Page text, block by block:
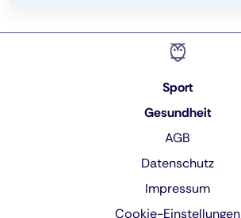
Sport
Gesundheit
AGB
Datenschutz
Impressum
Cookie-Einstellungen